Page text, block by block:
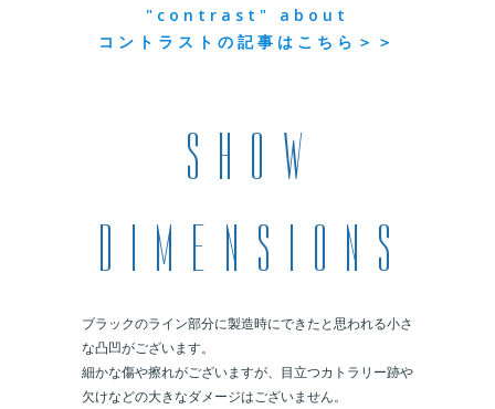
"contrast" about
コントラストの記事はこちら＞＞
ブラックのライン部分に製造時にできたと思われる小さ
な凸凹がございます。
細かな傷や擦れがございますが、目立つカトラリー跡や
欠けなどの大きなダメージはございません。